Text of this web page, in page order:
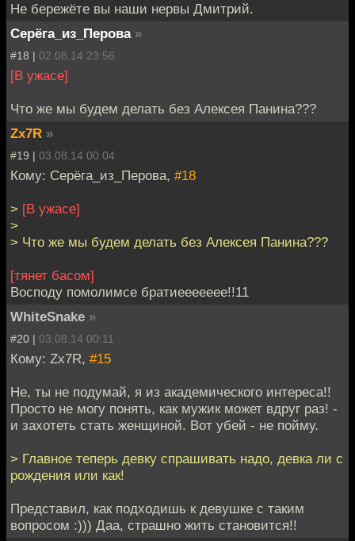
Не бережёте вы наши нервы Дмитрий.
Серёга_из_Перова »
#18 | 02.08.14 23:56
[В ужасе]
Что же мы будем делать без Алексея Панина???
Zx7R »
#19 | 03.08.14 00:04
Кому: Серёга_из_Перова, #18
> [В ужасе]
>
> Что же мы будем делать без Алексея Панина???
[тянет басом]
Восподу помолимсе братиеееееее!!11
WhiteSnake »
#20 | 03.08.14 00:11
Кому: Zx7R, #15
Не, ты не подумай, я из академического интереса!!
Просто не могу понять, как мужик может вдруг раз! -
и захотеть стать женщиной. Вот убей - не пойму.
> Главное теперь девку спрашивать надо, девка ли с
рождения или как!
Представил, как подходишь к девушке с таким
вопросом :))) Даа, страшно жить становится!!